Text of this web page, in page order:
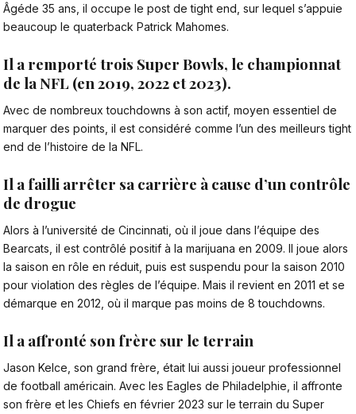
Âgéde 35 ans, il occupe le post de tight end, sur lequel s’appuie
beaucoup le quaterback Patrick Mahomes.
Il a remporté trois Super Bowls, le championnat
de la NFL (en 2019, 2022 et 2023).
Avec de nombreux touchdowns à son actif, moyen essentiel de
marquer des points, il est considéré comme l’un des meilleurs tight
end de l’histoire de la NFL.
Il a failli arrêter sa carrière à cause d’un contrôle
de drogue
Alors à l’université de Cincinnati, où il joue dans l’équipe des
Bearcats, il est contrôlé positif à la marijuana en 2009. Il joue alors
la saison en rôle en réduit, puis est suspendu pour la saison 2010
pour violation des règles de l’équipe. Mais il revient en 2011 et se
démarque en 2012, où il marque pas moins de 8 touchdowns.
Il a affronté son frère sur le terrain
Jason Kelce, son grand frère, était lui aussi joueur professionnel
de football américain. Avec les Eagles de Philadelphie, il affronte
son frère et les Chiefs en février 2023 sur le terrain du Super